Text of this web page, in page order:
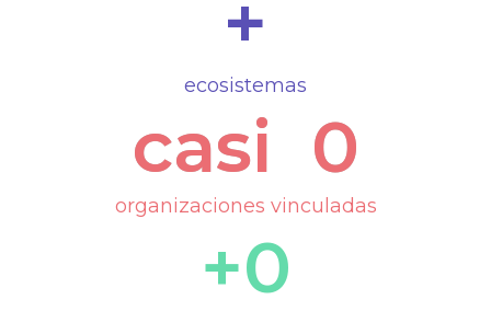
ecosistemas
+
organizaciones vinculadas
casi 0
+0